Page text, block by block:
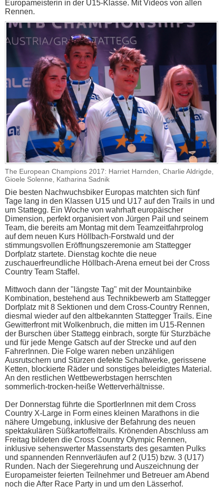
Europameisterin in der U15-Klasse. Mit Videos von allen
Rennen.
The European Champions 2017: Harriet Harnden, Charlie Aldrigde,
Gioele Solenne, Katharina Sadnik
Die besten Nachwuchsbiker Europas matchten sich fünf
Tage lang in den Klassen U15 und U17 auf den Trails in und
um Stattegg. Ein Woche von wahrhaft europäischer
Dimension, perfekt organisiert von Jürgen Pail und seinem
Team, die bereits am Montag mit dem Teamzeitfahrprolog
auf dem neuen Kurs Höllbach-Forstwald und der
stimmungsvollen Eröffnungszeremonie am Stattegger
Dorfplatz startete. Dienstag kochte die neue
zuschauerfreundliche Höllbach-Arena erneut bei der Cross
Country Team Staffel.
Mittwoch dann der "längste Tag" mit der Mountainbike
Kombination, bestehend aus Technikbewerb am Stattegger
Dorfplatz mit 8 Sektionen und dem Cross-Country Rennen,
diesmal wieder auf den altbekannten Stattegger Trails. Eine
Gewitterfront mit Wolkenbruch, die mitten im U15-Rennen
der Burschen über Stattegg einbrach, sorgte für Sturzbäche
und für jede Menge Gatsch auf der Strecke und auf den
FahrerInnen. Die Folge waren neben unzähligen
Ausrutschern und Stürzen defekte Schaltwerke, gerissene
Ketten, blockierte Räder und sonstiges beleidigtes Material.
An den restlichen Wettbewerbstagen herrschten
sommerlich-trocken-heiße Wetterverhältnisse.
Der Donnerstag führte die SportlerInnen mit dem Cross
Country X-Large in Form eines kleinen Marathons in die
nähere Umgebung, inklusive der Befahrung des neuen
spektakulären Süßkartoffeltrails. Krönenden Abschluss am
Freitag bildeten die Cross Country Olympic Rennen,
inklusive sehenswerter Massenstarts des gesamten Pulks
und spannenden Rennverläufen auf 2 (U15) bzw. 3 (U17)
Runden. Nach der Siegerehrung und Auszeichnung der
Europameister feierten Teilnehmer und Betreuer am Abend
noch die After Race Party in und um den Lässerhof.